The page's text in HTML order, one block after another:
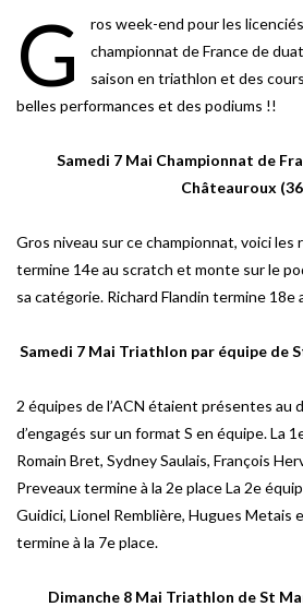
G
ros week-end pour les
championnat de France de
saison en triathlon et des
belles performances et des podiums !!
Samedi 7 Mai Championnat de
Châteauroux
Gros niveau sur ce championnat, voici les
termine 14e au scratch et monte sur le
sa catégorie. Richard Flandin termine 18e
Samedi 7 Mai Triathlon par équipe de
2 équipes de l’ACN étaient présentes au
d’engagés sur un format S en équipe. La
Romain Bret, Sydney Saulais, François
Preveaux termine à la 2e place La 2e
Guidici, Lionel Remblière, Hugues Metais
termine à la 7e place.
Dimanche 8 Mai Triathlon de St